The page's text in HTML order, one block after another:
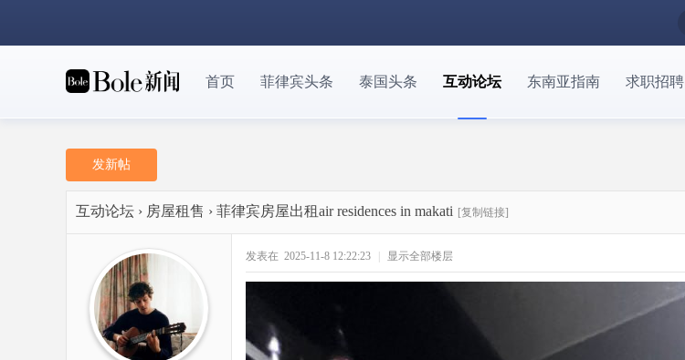
首页 菲律宾头条 泰国头条 互动论坛 东南亚指南 求职招聘
发新帖
互动论坛 › 房屋租售 › 菲律宾房屋出租air residences in makati [复制链接]
发表在 2025-11-8 12:22:23 显示全部楼层